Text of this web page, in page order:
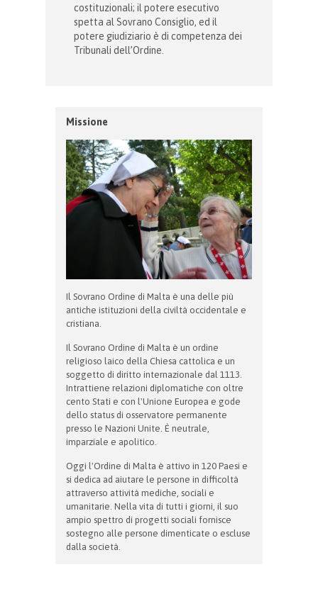
costituzionali; il potere esecutivo
spetta al Sovrano Consiglio, ed il
potere giudiziario è di competenza dei
Tribunali dell’Ordine.
Missione
Il Sovrano Ordine di Malta è una delle più
antiche istituzioni della civiltà occidentale e
cristiana.
Il Sovrano Ordine di Malta è un ordine
religioso laico della Chiesa cattolica e un
soggetto di diritto internazionale dal 1113.
Intrattiene relazioni diplomatiche con oltre
cento Stati e con l'Unione Europea e gode
dello status di osservatore permanente
presso le Nazioni Unite. È neutrale,
imparziale e apolitico.
Oggi l'Ordine di Malta è attivo in 120 Paesi e
si dedica ad aiutare le persone in difficoltà
attraverso attività mediche, sociali e
umanitarie. Nella vita di tutti i giorni, il suo
ampio spettro di progetti sociali fornisce
sostegno alle persone dimenticate o escluse
dalla società.